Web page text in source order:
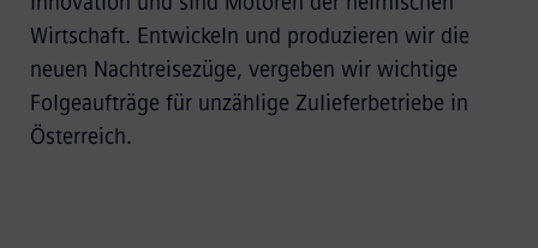
Wirtschaft. Entwickeln und produzieren wir die
neuen Nachtreisezüge, vergeben wir wichtige
Folgeaufträge für unzählige Zulieferbetriebe in
Österreich.